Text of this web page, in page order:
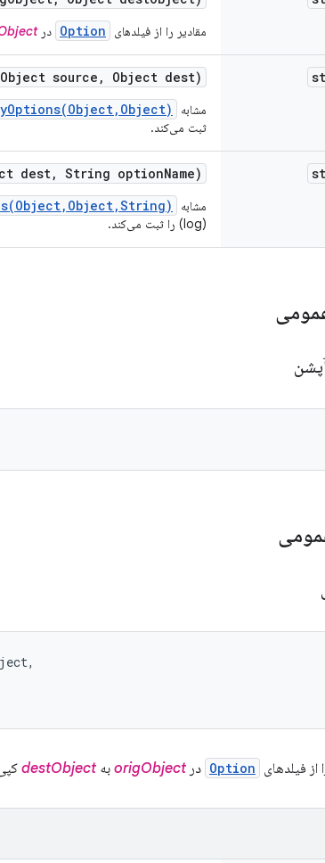
مقادیر را از فیلدهای Option در
source , Object dest)
مشابه
ثبت می‌کند.
dest, String optionName)
مشابه
(log) را ثبت می‌کند.
از فیلدهای Option درorigObject بهdestObject